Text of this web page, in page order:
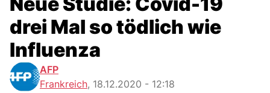
drei Mal so tödlich wie
Influenza
AFP
Frankreich, 18.12.2020 - 12:18